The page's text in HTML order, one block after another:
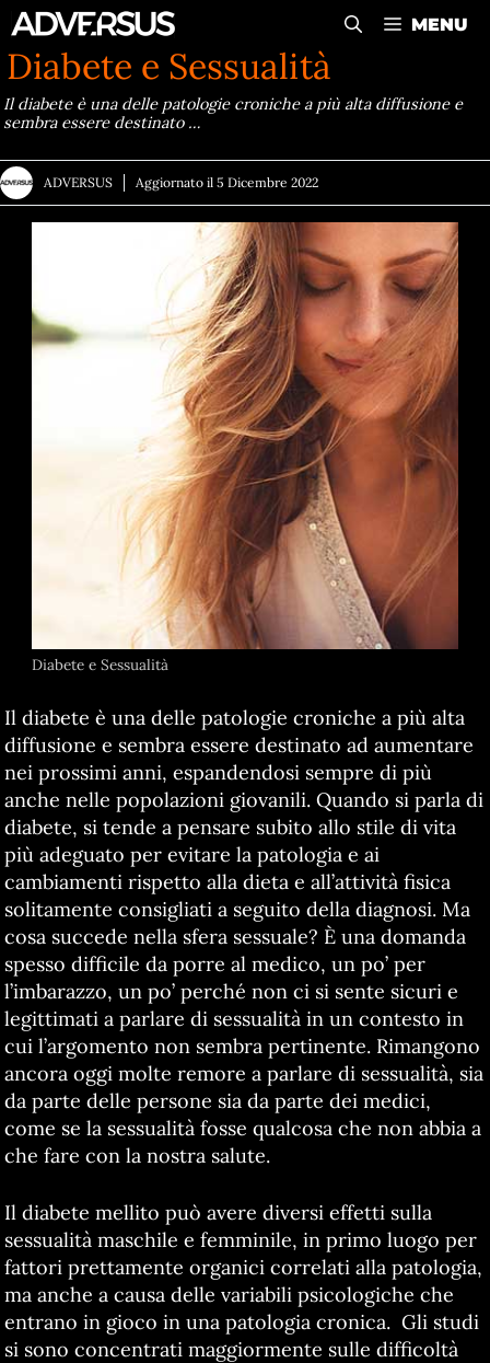
Vai
al
contenuto
MENU
Diabete e Sessualità
Il diabete è una delle patologie croniche a più alta diffusione e
sembra essere destinato …
ADVERSUS Aggiornato il 5 Dicembre 2022
Diabete e Sessualità
Il diabete è una delle patologie croniche a più alta
diffusione e sembra essere destinato ad aumentare
nei prossimi anni, espandendosi sempre di più
anche nelle popolazioni giovanili. Quando si parla di
diabete, si tende a pensare subito allo stile di vita
più adeguato per evitare la patologia e ai
cambiamenti rispetto alla dieta e all’attività fisica
solitamente consigliati a seguito della diagnosi. Ma
cosa succede nella sfera sessuale? È una domanda
spesso difficile da porre al medico, un po’ per
l’imbarazzo, un po’ perché non ci si sente sicuri e
legittimati a parlare di sessualità in un contesto in
cui l’argomento non sembra pertinente. Rimangono
ancora oggi molte remore a parlare di sessualità, sia
da parte delle persone sia da parte dei medici,
come se la sessualità fosse qualcosa che non abbia a
che fare con la nostra salute.
Il diabete mellito può avere diversi effetti sulla
sessualità maschile e femminile, in primo luogo per
fattori prettamente organici correlati alla patologia,
ma anche a causa delle variabili psicologiche che
entrano in gioco in una patologia cronica. Gli studi
si sono concentrati maggiormente sulle difficoltà